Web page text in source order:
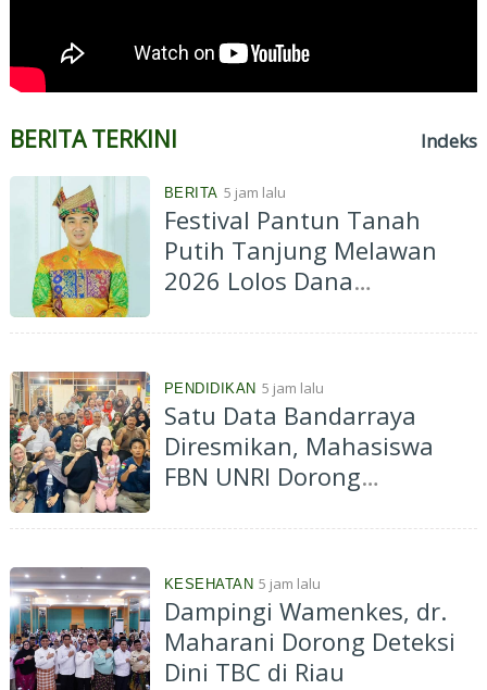
BERITA TERKINI Indeks
BERITA 5 jam lalu
Festival Pantun Tanah
Putih Tanjung Melawan
2026 Lolos Dana
Melayu Riau Makin
PENDIDIKAN 5 jam lalu
Satu Data Bandarraya
Diresmikan, Mahasiswa
FBN UNRI Dorong
Data
KESEHATAN 5 jam lalu
Dampingi Wamenkes, dr.
Maharani Dorong Deteksi
Dini TBC di Riau